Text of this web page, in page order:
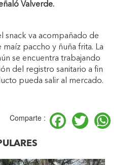
Valverde.
snack va acompañado de
paccho y ñuña frita. La
se encuentra trabajando
del registro sanitario a fin
pueda salir al mercado.
Comparte :
Facebook
Twitter